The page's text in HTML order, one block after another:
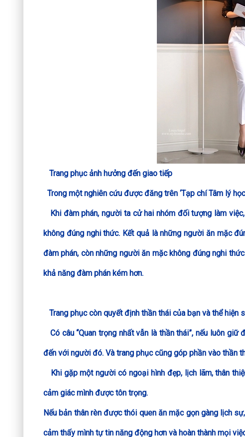
Trang phục ảnh hưởng đến giao tiếp
Trong một nghiên cứu được đăng trên ‘Tạp chí Tâm lý
Khi đàm phán, người ta cử hai nhóm đối tượng làm
không đúng nghi thức. Kết quả là những người ăn mặc
đàm phán, còn những người ăn mặc không đúng nghi
khả năng đàm phán kém hơn.
Trang phục còn quyết định thần thái của bạn và thể hiện
Có câu “Quan trọng nhất vẫn là thần thái”, nếu luôn
đến với người đó. Và trang phục cũng góp phần vào thần
Khi gặp một người có ngoại hình đẹp, lịch lãm, thân
cảm giác mình được tôn trọng.
Nếu bản thân rèn được thói quen ăn mặc gọn gàng lịch
cảm thấy mình tự tin năng động hơn và hoàn thành mọi